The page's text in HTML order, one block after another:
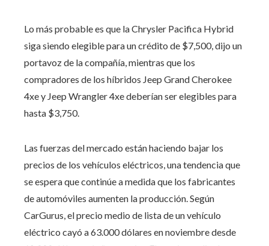
Lo más probable es que la Chrysler Pacifica Hybrid
siga siendo elegible para un crédito de $7,500, dijo un
portavoz de la compañía, mientras que los
compradores de los híbridos Jeep Grand Cherokee
4xe y Jeep Wrangler 4xe deberían ser elegibles para
hasta $3,750.
Las fuerzas del mercado están haciendo bajar los
precios de los vehículos eléctricos, una tendencia que
se espera que continúe a medida que los fabricantes
de automóviles aumenten la producción. Según
CarGurus, el precio medio de lista de un vehículo
eléctrico cayó a 63.000 dólares en noviembre desde